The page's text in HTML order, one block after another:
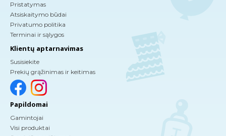
Pristatymas
Atsiskaitymo būdai
Privatumo politika
Terminai ir sąlygos
Klientų aptarnavimas
Susisiekite
Prekių grąžinimas ir keitimas
Papildomai
Gamintojai
Visi produktai